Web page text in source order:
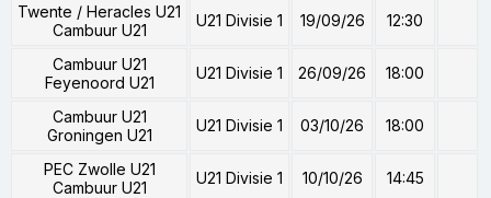
Twente / Heracles U21
Cambuur U21
U21 Divisie 1 19/09/26 12:30
Cambuur U21
Feyenoord U21
U21 Divisie 1 26/09/26 18:00
Cambuur U21
Groningen U21
U21 Divisie 1 03/10/26 18:00
PEC Zwolle U21
Cambuur U21
U21 Divisie 1 10/10/26 14:45